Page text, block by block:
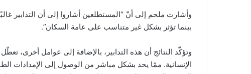
وأشارت ملحم إلى أنّ “المستطلعين أشاروا إلى أن التدابير
بينما تؤثر بشكل غير متناسب على عامة السكان”.
وتؤكّد النتائج أن هذه التدابير، بالإضافة إلى عوامل أخرى،
الإنسانية. ممّا يحد بشكل مباشر من الوصول إلى الإمدادات